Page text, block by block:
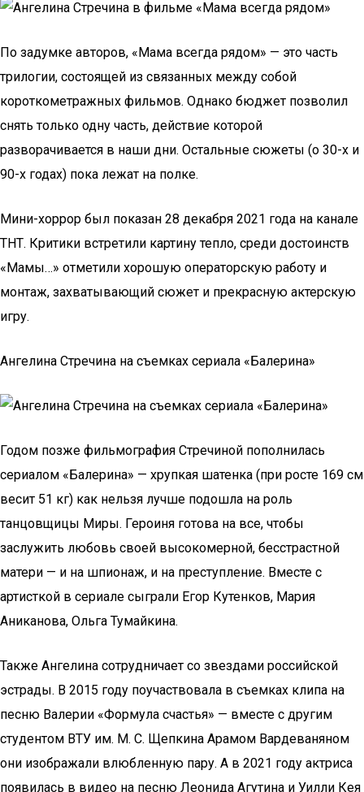
По задумке авторов, «Мама всегда рядом» — это часть
трилогии, состоящей из связанных между собой
короткометражных фильмов. Однако бюджет позволил
снять только одну часть, действие которой
разворачивается в наши дни. Остальные сюжеты (о 30-х и
90-х годах) пока лежат на полке.
Мини-хоррор был показан 28 декабря 2021 года на канале
ТНТ. Критики встретили картину тепло, среди достоинств
«Мамы…» отметили хорошую операторскую работу и
монтаж, захватывающий сюжет и прекрасную актерскую
игру.
Ангелина Стречина на съемках сериала «Балерина»
Годом позже фильмография Стречиной пополнилась
сериалом «Балерина» — хрупкая шатенка (при росте 169 см
весит 51 кг) как нельзя лучше подошла на роль
танцовщицы Миры. Героиня готова на все, чтобы
заслужить любовь своей высокомерной, бесстрастной
матери — и на шпионаж, и на преступление. Вместе с
артисткой в сериале сыграли Егор Кутенков, Мария
Аниканова, Ольга Тумайкина.
Также Ангелина сотрудничает со звездами российской
эстрады. В 2015 году поучаствовала в съемках клипа на
песню Валерии «Формула счастья» — вместе с другим
студентом ВТУ им. М. С. Щепкина Арамом Вардеваняном
они изображали влюбленную пару. А в 2021 году актриса
появилась в видео на песню Леонида Агутина и Уилли Кея